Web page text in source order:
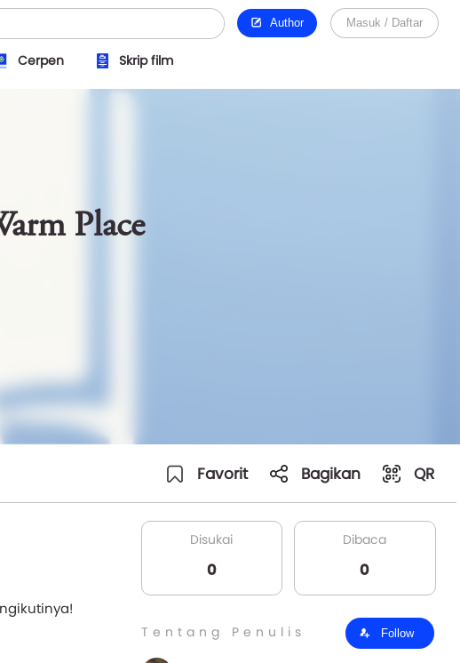
Author Masuk / Daftar
Cerpen Skrip film
Place
Favorit Bagikan QR
Disukai
0
Dibaca
0
Tentang Penulis Follow